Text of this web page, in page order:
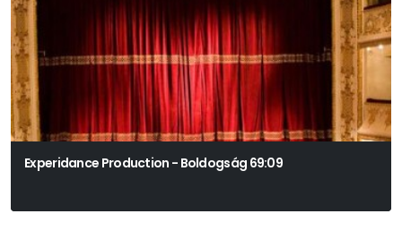
Experidance Production - Boldogság 69:09